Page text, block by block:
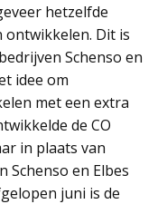
hetzelfde
Dit is
Schenso en
idee om
met een extra
de CO
in plaats van
Schenso en Elbes
juni is de